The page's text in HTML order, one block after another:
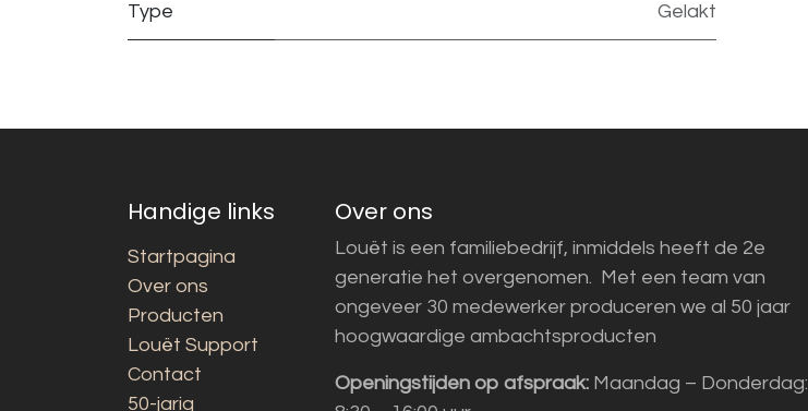
Type Gelakt
Handige links
Startpagina
Over ons
Producten
Louët Support
Contact
50-jarig
Over ons
Louët is een familiebedrijf, inmiddels heeft de 2e
generatie het overgenomen. Met een team van
ongeveer 30 medewerker produceren we al 50 jaar
hoogwaardige ambachtsproducten
Openingstijden op afspraak: Maandag – Donderdag: